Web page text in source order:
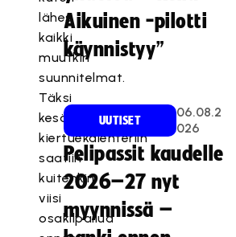
lähes
kaikki
muutkin
suunnitelmat.
Täksi
kesäksi
kiertuekalenteriin
saatiin
kuitenkin
viisi
osakilpailua
Aikuinen -pilotti
käynnistyy”
UUTISET
06.08.2
026
Pelipassit kaudelle
2026–27 nyt
myynnissä –